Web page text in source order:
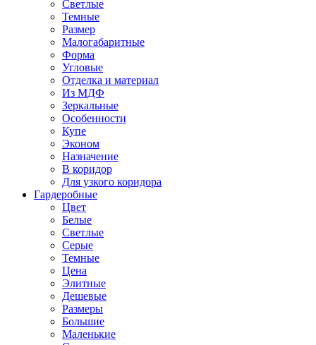
Светлые
Темные
Размер
Малогабаритные
Форма
Угловые
Отделка и материал
Из МДФ
Зеркальные
Особенности
Купе
Эконом
Назначение
В коридор
Для узкого коридора
Гардеробные
Цвет
Белые
Светлые
Серые
Темные
Цена
Элитные
Дешевые
Размеры
Большие
Маленькие